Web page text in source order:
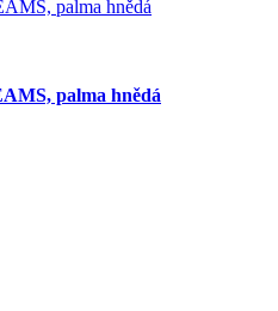
palma hnědá